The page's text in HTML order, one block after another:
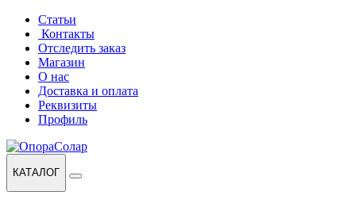
Перейти
навигации
Перейти
содержанию
Статьи
Контакты
Отследить заказ
Магазин
О нас
Доставка и оплата
Реквизиты
Профиль
КАТАЛОГ